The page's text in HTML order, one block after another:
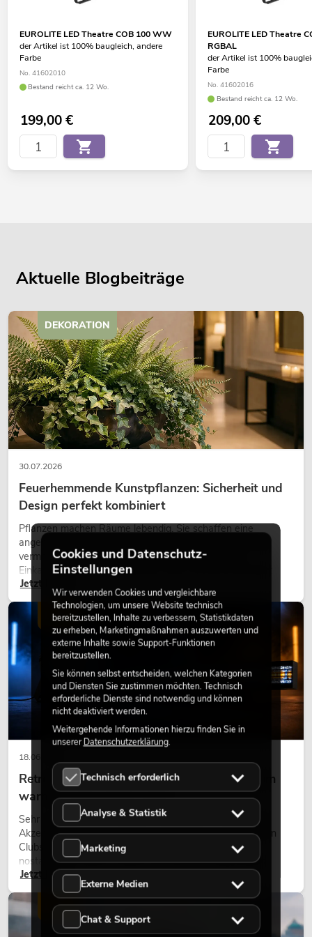
EUROLITE LED Theatre COB 100 WW
der Artikel ist 100% baugleich, andere
Farbe
No. 41602010
Bestand reicht ca. 12 Wo.
199,00€
EUROLITE LED Theatre
RGBAL
der Artikel ist 100%
Farbe
No. 41602016
Bestand reicht ca. 12 Wo.
209,00€
Aktuelle Blogbeiträge
30.07.2026
Feuerhemmende Kunstpflanzen: Sicherheit und
Design perfekt kombiniert
Pflanzen machen Räume lebendig. Sie schaffen eine
angenehme Atmosphäre, verbessern das Ambiente und
vermitteln Natürlichkeit. Ob in Hotels, Restaurants,
Einkaufszentren, Bürogebäuden oder auf Messeständen:
eine hochwertige Begrünung gehört heute längst zum
modernen Raumkonzept.
Jetzt lesen
DEKORATION
18.06.2026
Retro-Licht im modernen Lichtdesign: Warum
warmes Licht wieder wirkt
Sehr warmes Licht, sichtbare Leuchtflächen und farbige
Akzente prägen viele aktuelle Lichtdesigns auf Bühnen, in
Clubs und bei Events. Retro-Licht ist dabei kein rein
nostalgischer Effekt, sondern ein bewusst eingesetztes
Gestaltungsmittel: Es schafft Atmosphäre, gibt Szenen
Charakter und kann technische LED-Setups emotionaler
wirken lassen.
Jetzt lesen
LICHT
LICHT
Cookies und Datenschutz-
Einstellungen
Wir verwenden Cookies und vergleichbare
Technologien, um unsere Website technisch
bereitzustellen, Inhalte zu verbessern, Statistikdaten
zu erheben, Marketingmaßnahmen auszuwerten und
externe Inhalte sowie Support-Funktionen
bereitzustellen.
Sie können selbst entscheiden, welchen Kategorien
und Diensten Sie zustimmen möchten. Technisch
erforderliche Dienste sind notwendig und können
nicht deaktiviert werden.
Weitergehende Informationen hierzu finden Sie in
unsererDatenschutzerklärung.
Technisch erforderlich
Analyse & Statistik
Marketing
Externe Medien
Chat & Support